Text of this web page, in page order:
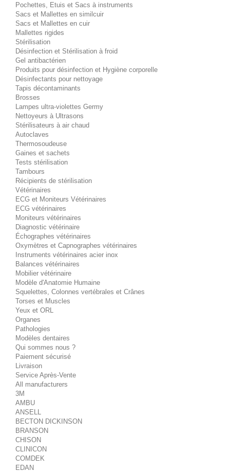
Pochettes, Etuis et Sacs à instruments
Sacs et Mallettes en similcuir
Sacs et Mallettes en cuir
Mallettes rigides
Stérilisation
Désinfection et Stérilisation à froid
Gel antibactérien
Produits pour désinfection et Hygiène corporelle
Désinfectants pour nettoyage
Tapis décontaminants
Brosses
Lampes ultra-violettes Germy
Nettoyeurs à Ultrasons
Stérilisateurs à air chaud
Autoclaves
Thermosoudeuse
Gaines et sachets
Tests stérilisation
Tambours
Récipients de stérilisation
Vétérinaires
ECG et Moniteurs Vétérinaires
ECG vétérinaires
Moniteurs vétérinaires
Diagnostic vétérinaire
Échographes vétérinaires
Oxymètres et Capnographes vétérinaires
Instruments vétérinaires acier inox
Balances vétérinaires
Mobilier vétérinaire
Modèle d'Anatomie Humaine
Squelettes, Colonnes vertébrales et Crânes
Torses et Muscles
Yeux et ORL
Organes
Pathologies
Modèles dentaires
Qui sommes nous ?
Paiement sécurisé
Livraison
Service Après-Vente
All manufacturers
3M
AMBU
ANSELL
BECTON DICKINSON
BRANSON
CHISON
CLINICON
COMDEK
EDAN